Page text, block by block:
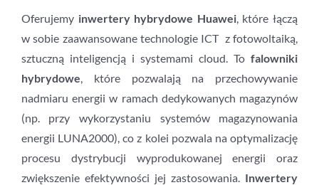
Oferujemy inwertery hybrydowe Huawei, które łączą
w sobie zaawansowane technologie ICT z fotowoltaiką,
sztuczną inteligencją i systemami cloud. To falowniki
hybrydowe, które pozwalają na przechowywanie
nadmiaru energii w ramach dedykowanych magazynów
(np. przy wykorzystaniu systemów magazynowania
energii LUNA2000), co z kolei pozwala na optymalizację
procesu dystrybucji wyprodukowanej energii oraz
zwiększenie efektywności jej zastosowania. Inwertery